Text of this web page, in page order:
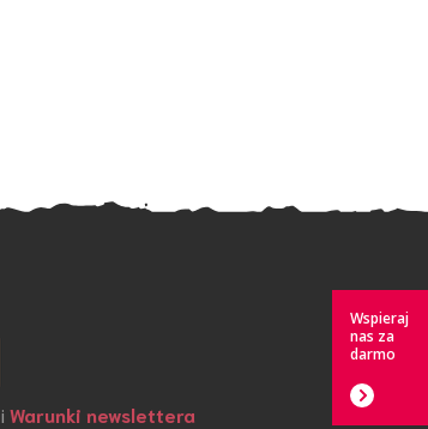
iWarunki newslettera
Wspieraj
nas za
darmo